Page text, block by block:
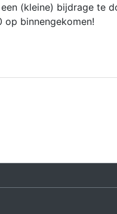
(kleine) bijdrage te
op binnengekomen!